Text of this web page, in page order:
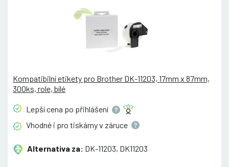
Kompatibilní etikety pro Brother DK-11203, 17mm x 87mm,
300ks, role, bílé
Lepší cena po přihlášení
Vhodné i pro tiskárny v záruce
Alternativa za: DK-11203, DK11203